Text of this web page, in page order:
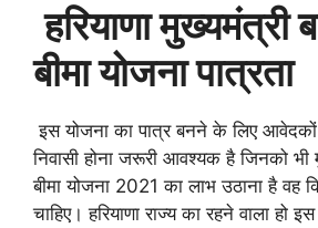
हरियाणामुख्यमंत्री
बीमायोजनापात्रता
इस योजना का पात्र बनने के लिए आवेदकों
निवासी होना जरूरी आवश्यक है जिनको भी
बीमा योजना 2021 का लाभ उठाना है वह
चाहिए। हरियाणा राज्य का रहने वाला हो